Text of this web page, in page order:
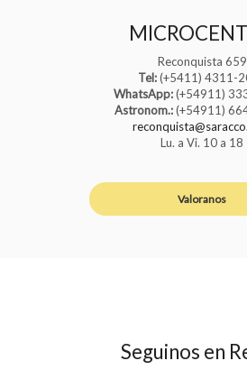
Reconquista 659
Tel:(+5411) 4311-
WhatsApp:(+54911)
Astronom.:(+54911)
Lu. a Vi. 10 a 18
Valoranos
Seguinos en